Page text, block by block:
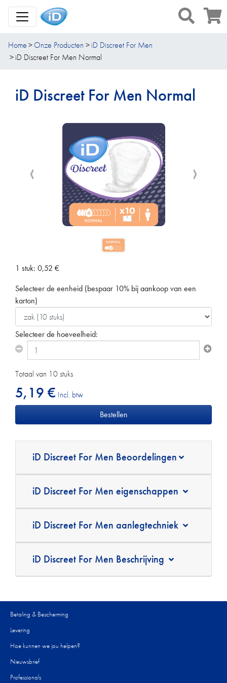
Toggle Navigation
Home Onze Producten
iD Discreet For Men
iD Discreet For Men Normal
iD Discreet For Men Normal
1 stuk: 0,52 €
Selecteer de eenheid (bespaar 10% bij aankoop van een
karton)
Selecteer de hoeveelheid:
Totaal van 10 stuks
5,19 € Incl. btw
iD Discreet For Men Beoordelingen
iD Discreet For Men eigenschappen
iD Discreet For Men aanlegtechniek
iD Discreet For Men Beschrijving
Betaling & Bescherming
Levering
Hoe kunnen we jou helpen?
Nieuwsbrief
Professionals